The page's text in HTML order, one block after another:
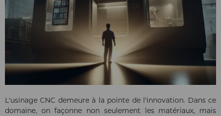
L'usinage CNC demeure à la pointe de l'innovation. Dans ce
domaine, on façonne non seulement les matériaux, mais